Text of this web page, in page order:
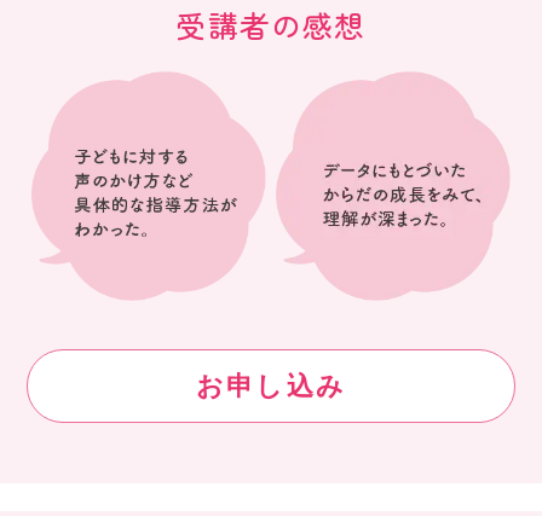
受講者の感想
お申し込み